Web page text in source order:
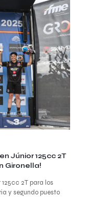
Júnior 125cc 2T
Gironella!
125cc 2T para los
y segundo puesto